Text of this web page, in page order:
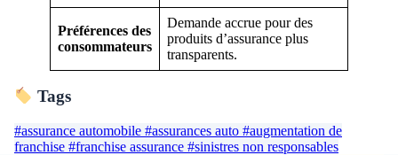
Préférences des
consommateurs
Demande accrue pour des
produits d’assurance plus
transparents.
Tags
#assurance automobile #assurances auto #augmentation de
franchise #franchise assurance #sinistres non responsables